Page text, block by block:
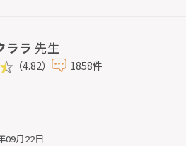
ララ 先生
（4.82） 1858件
09月22日